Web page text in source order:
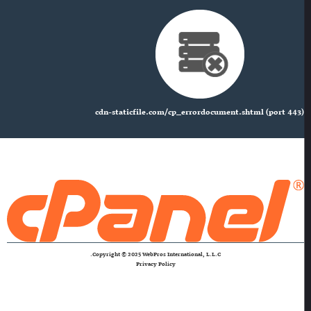
cdn-staticfile.com/cp_errordocument.shtml (port 443)
Copyright © 2025 WebPros International, L.L.C.
Privacy Policy